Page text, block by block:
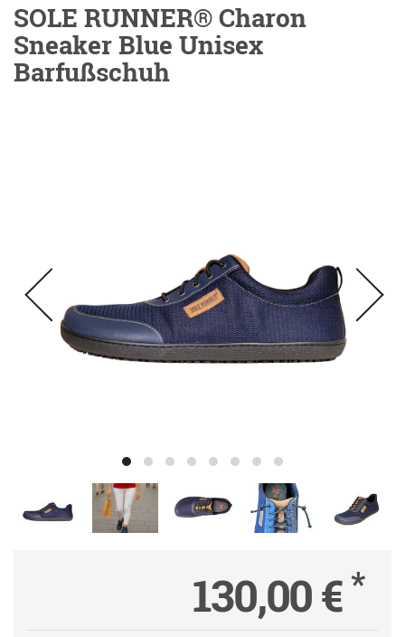
SOLE RUNNER® Charon
Sneaker Blue Unisex
Barfußschuh
130,00 €*